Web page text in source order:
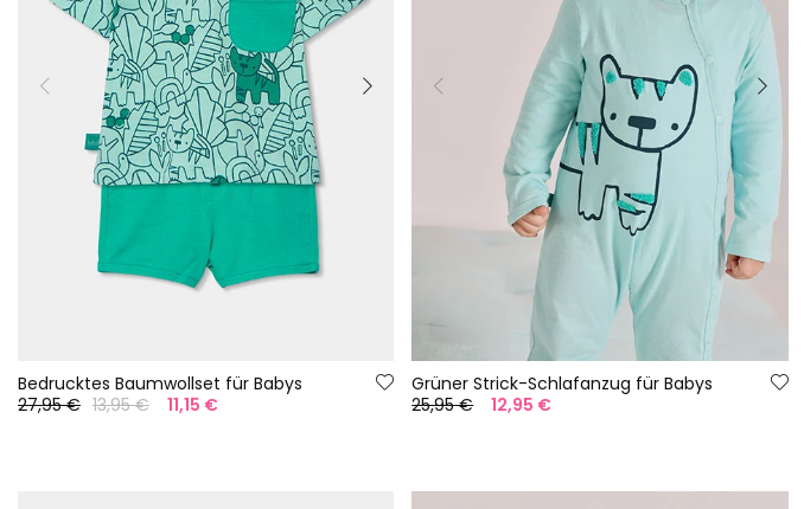
Bedrucktes Baumwollset für Babys
27,95 € 13,95 € 11,15 €
Grüner Strick-Schlafanzug für Babys
25,95 €
12,95 €